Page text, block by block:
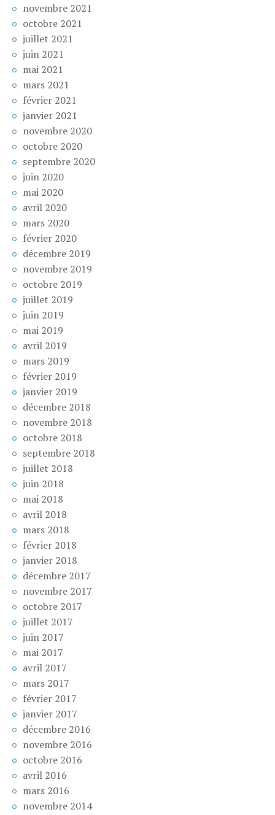
novembre 2021
octobre 2021
juillet 2021
juin 2021
mai 2021
mars 2021
février 2021
janvier 2021
novembre 2020
octobre 2020
septembre 2020
juin 2020
mai 2020
avril 2020
mars 2020
février 2020
décembre 2019
novembre 2019
octobre 2019
juillet 2019
juin 2019
mai 2019
avril 2019
mars 2019
février 2019
janvier 2019
décembre 2018
novembre 2018
octobre 2018
septembre 2018
juillet 2018
juin 2018
mai 2018
avril 2018
mars 2018
février 2018
janvier 2018
décembre 2017
novembre 2017
octobre 2017
juillet 2017
juin 2017
mai 2017
avril 2017
mars 2017
février 2017
janvier 2017
décembre 2016
novembre 2016
octobre 2016
avril 2016
mars 2016
novembre 2014